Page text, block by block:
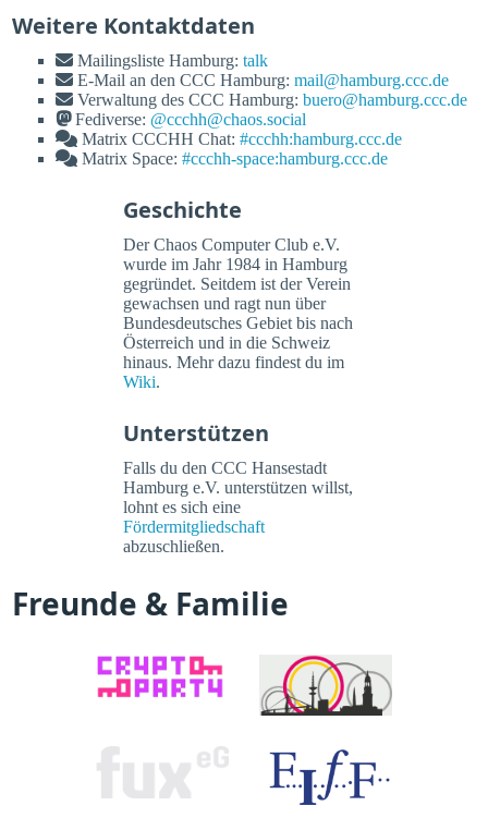
Weitere Kontaktdaten
Mailingsliste Hamburg:talk
E-Mail an den CCC Hamburg:mail@hamburg.ccc.de
Verwaltung des CCC Hamburg:buero@hamburg.ccc.de
Fediverse: @ccchh@chaos.social
Matrix CCCHH Chat:#ccchh:hamburg.ccc.de
Matrix Space:#ccchh-space:hamburg.ccc.de
Geschichte
Der Chaos Computer Club e.V.
wurde im Jahr 1984 in Hamburg
gegründet. Seitdem ist der Verein
gewachsen und ragt nun über
Bundesdeutsches Gebiet bis nach
Österreich und in die Schweiz
hinaus. Mehr dazu findest du im
Wiki.
Unterstützen
Falls du den CCC Hansestadt
Hamburg e.V. unterstützen willst,
lohnt es sich eine
Fördermitgliedschaft
abzuschließen.
Freunde & Familie